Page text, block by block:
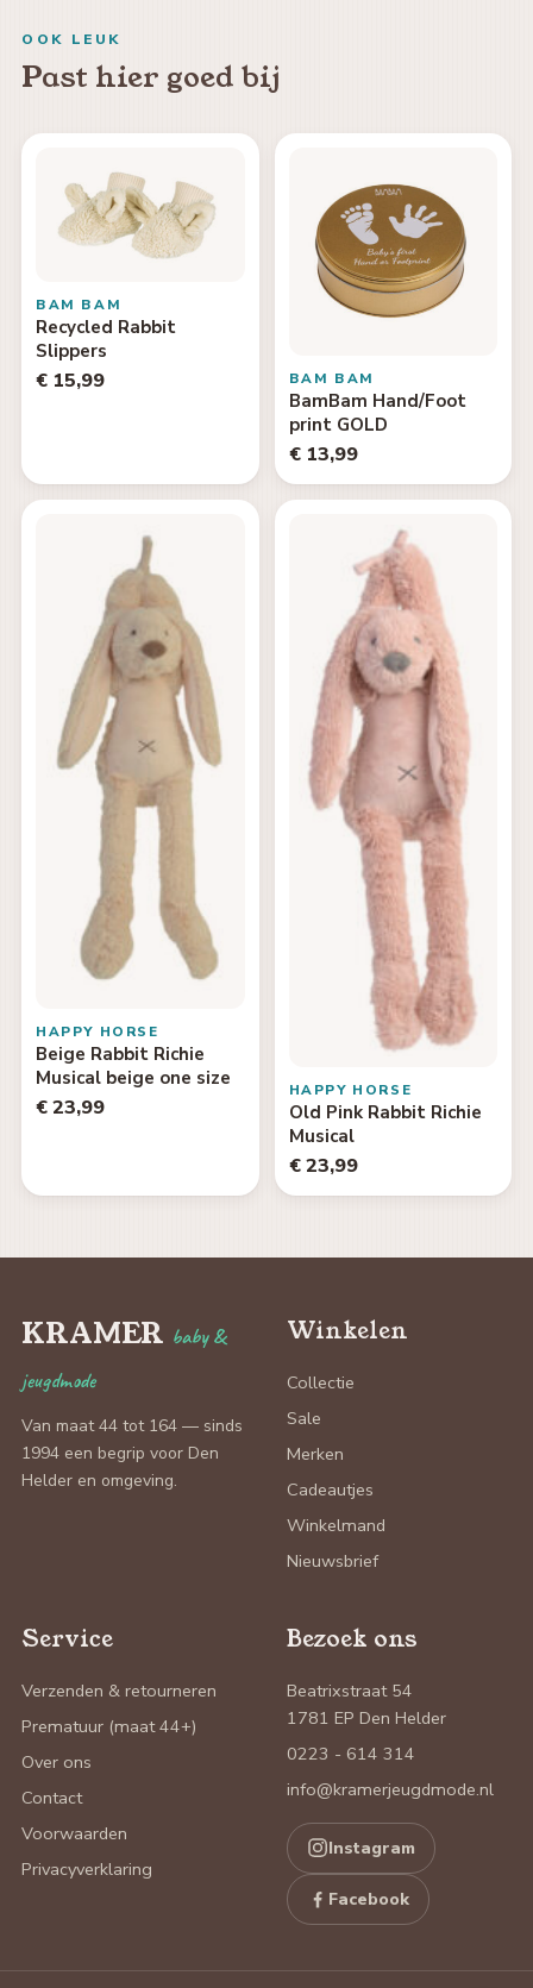
OOK LEUK
Past hier goed bij
BAM BAM
Recycled Rabbit
Slippers
€ 15,99 BAM BAM
BamBam Hand/Foot
print GOLD
€ 13,99
HAPPY HORSE
Beige Rabbit Richie
Musical beige one size
€ 23,99
HAPPY HORSE
Old Pink Rabbit Richie
Musical
€ 23,99
KRAMER baby &
jeugdmode
Van maat 44 tot 164 — sinds
1994 een begrip voor Den
Helder en omgeving.
Winkelen
Collectie
Sale
Merken
Cadeautjes
Winkelmand
Nieuwsbrief
Service
Verzenden & retourneren
Prematuur (maat 44+)
Over ons
Contact
Voorwaarden
Privacyverklaring
Bezoek ons
Beatrixstraat 54
1781 EP Den Helder
0223 - 614 314
info@kramerjeugdmode.nl
Instagram
Facebook